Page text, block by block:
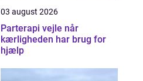
03 august 2026
Parterapi vejle når
kærligheden har brug for
hjælp